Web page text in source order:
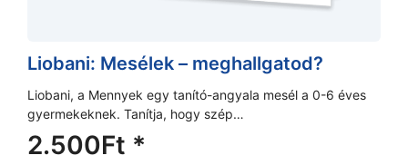
Liobani: Mesélek – meghallgatod?
Liobani, a Mennyek egy tanító-angyala mesél a 0-6 éves
gyermekeknek. Tanítja, hogy szép…
2.500Ft *